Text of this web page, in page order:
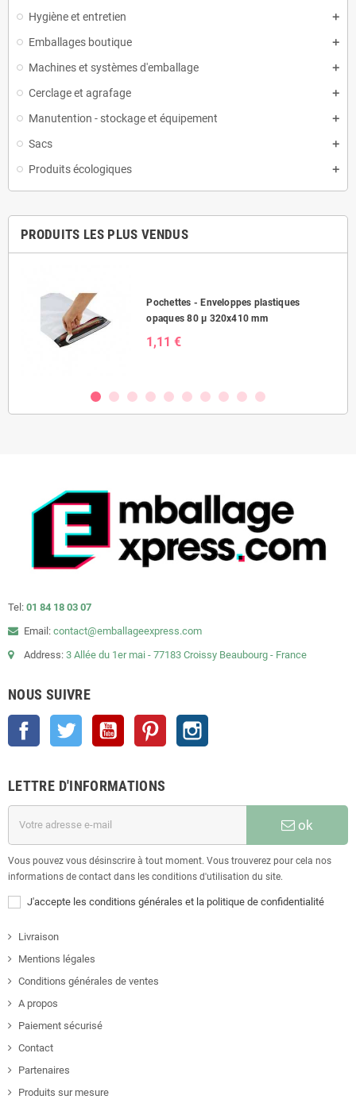
Hygiène et entretien
Emballages boutique
Machines et systèmes d'emballage
Cerclage et agrafage
Manutention - stockage et équipement
Sacs
Produits écologiques
PRODUITS LES PLUS VENDUS
Pochettes - Enveloppes plastiques
opaques 80 µ 320x410 mm
1,11 €
Tel: 01 84 18 03 07
Email: contact@emballageexpress.com
Address: 3 Allée du 1er mai - 77183 Croissy Beaubourg - France
NOUS SUIVRE
Facebook Twitter YouTube Pinterest
LETTRE D'INFORMATIONS
ok
Vous pouvez vous désinscrire à tout moment. Vous trouverez pour cela nos
informations de contact dans les conditions d'utilisation du site.
J'accepte les conditions générales et la politique de confidentialité
Livraison
Mentions légales
Conditions générales de ventes
A propos
Paiement sécurisé
Contact
Partenaires
Produits sur mesure